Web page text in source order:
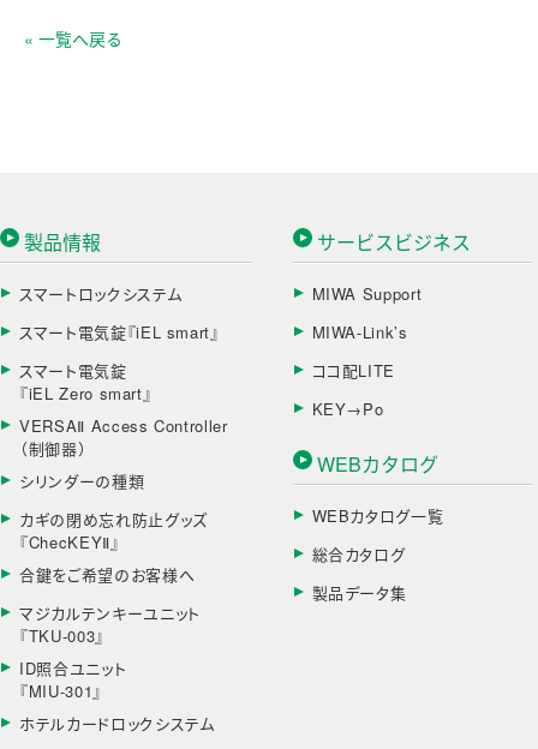
« 一覧へ戻る
製品情報
スマートロックシステム
スマート電気錠『iEL smart』
スマート電気錠
『iEL Zero smart』
VERSAⅡ Access Controller
（制御器）
シリンダーの種類
カギの閉め忘れ防止グッズ
『ChecKEYⅡ』
合鍵をご希望のお客様へ
マジカルテンキーユニット
『TKU-003』
ID照合ユニット
『MIU-301』
ホテルカードロックシステム
サービスビジネス
MIWA Support
MIWA-Link’s
ココ配LITE
KEY→Po
WEBカタログ
WEBカタログ一覧
総合カタログ
製品データ集